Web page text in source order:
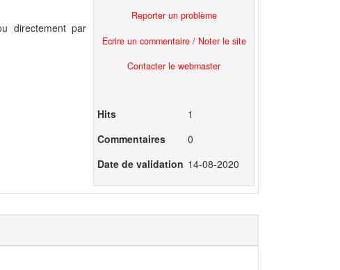
directement par
Reporter un problème
Ecrire un commentaire / Noter le site
Contacter le webmaster
Hits
1
Commentaires
0
Date de validation 14-08-2020